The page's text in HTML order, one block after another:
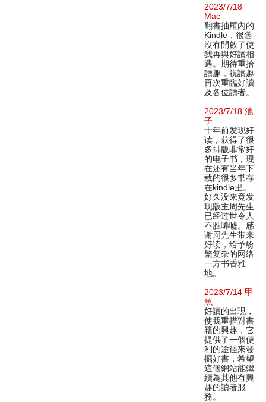
2023/7/18
Mac
翻書抽屜內的
Kindle，很舊
沒有開啟了使
我再與好讀相
遇。期待重拾
讀趣，祝讀趣
再次重臨好讀
及各位讀者。
2023/7/18 池
子
十年前发现好
读，获得了很
多排版非常好
的电子书，现
在还有当年下
载的很多书存
在kindle里。
好久没来竟发
现版主周先生
已经过世令人
不胜唏嘘。感
谢周先生带来
好读，给予纷
繁复杂的网络
一方书香雅
地。
2023/7/14 甲
魚
好讀的出現，
使我重措對書
籍的興趣，它
提供了一個便
利的途徑來發
掘好書，希望
這個網站能繼
續為其他有興
趣的讀者服
務。